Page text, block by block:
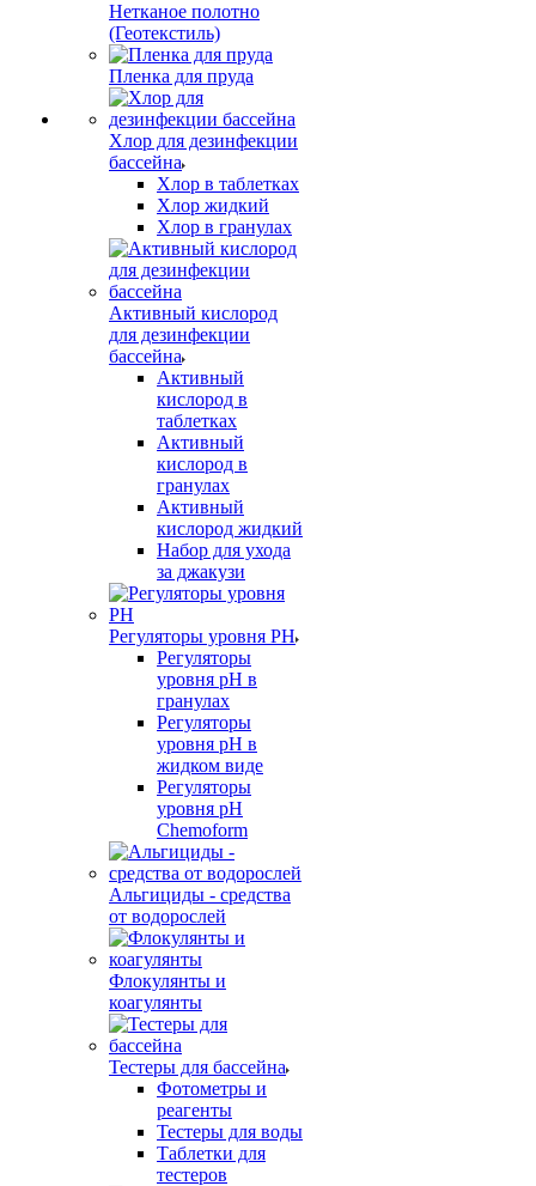
Нетканое полотно
(Геотекстиль)
Пленка для пруда
Хлор для дезинфекции
бассейна
Хлор в таблетках
Хлор жидкий
Хлор в гранулах
Активный кислород
для дезинфекции
бассейна
Активный
кислород в
таблетках
Активный
кислород в
гранулах
Активный
кислород жидкий
Набор для ухода
за джакузи
Регуляторы уровня PH
Регуляторы
уровня pH в
гранулах
Регуляторы
уровня pH в
жидком виде
Регуляторы
уровня рН
Chemoform
Альгициды - средства
от водорослей
Флокулянты и
коагулянты
Тестеры для бассейна
Фотометры и
реагенты
Тестеры для воды
Таблетки для
тестеров